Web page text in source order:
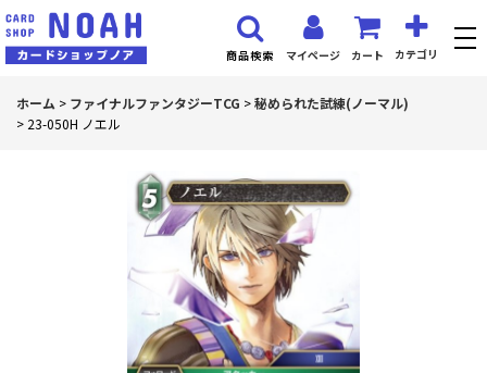
マイページ カート カテゴリ
商品検索
ホーム > ファイナルファンタジーTCG >秘められた試練(ノーマル)
> 23-050H ノエル